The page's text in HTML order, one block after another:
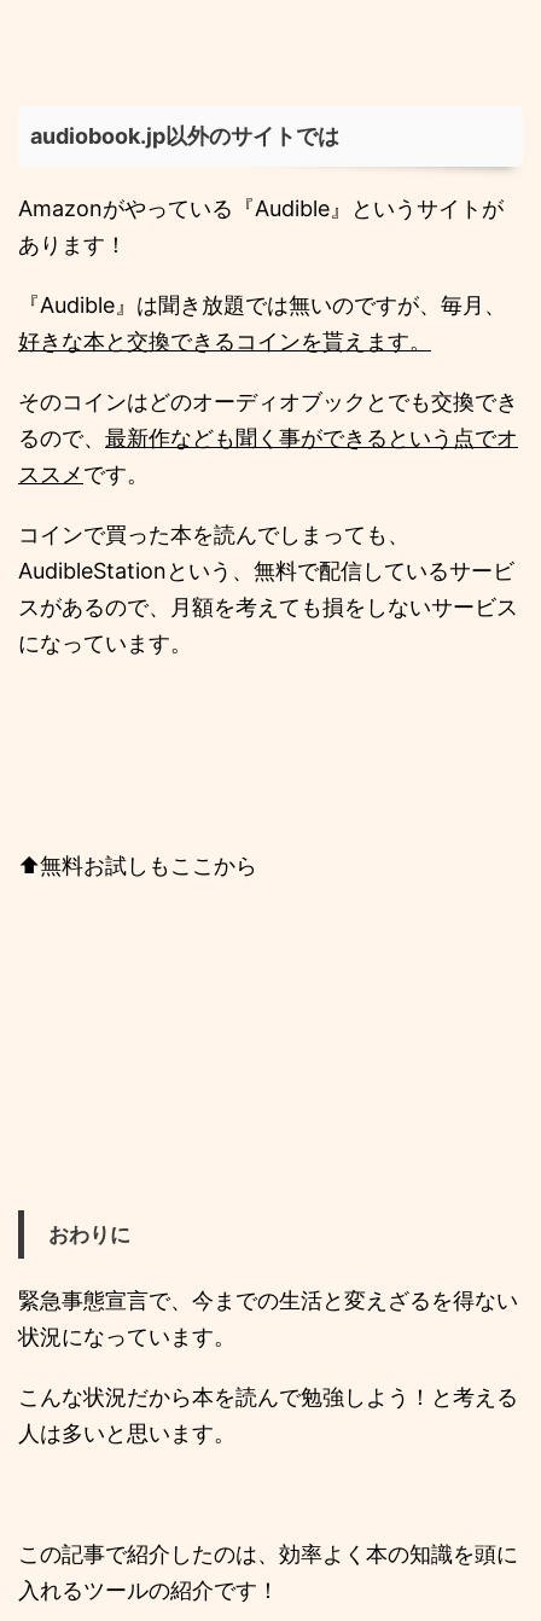
audiobook.jp以外のサイトでは
Amazonがやっている『Audible』というサイトが
あります！
『Audible』は聞き放題では無いのですが、毎月、
好きな本と交換できるコインを貰えます。
そのコインはどのオーディオブックとでも交換でき
るので、 最新作なども聞く事ができるという点でオ
ススメです。
コインで買った本を読んでしまっても、
AudibleStationという、無料で配信しているサービ
スがあるので、月額を考えても損をしないサービス
になっています。
⬆️無料お試しもここから
おわりに
緊急事態宣言で、今までの生活と変えざるを得ない
状況になっています。
こんな状況だから本を読んで勉強しよう！と考える
人は多いと思います。
この記事で紹介したのは、効率よく本の知識を頭に
入れるツールの紹介です！